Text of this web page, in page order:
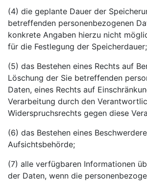
(4) die geplante Dauer der
betreffenden personenbezogenen
konkrete Angaben hierzu nicht
für die Festlegung der Speicherdauer;
(5) das Bestehen eines Rechts auf
Löschung der Sie betreffenden
Daten, eines Rechts auf
Verarbeitung durch den
Widerspruchsrechts gegen diese
(6) das Bestehen eines
Aufsichtsbehörde;
(7) alle verfügbaren Informationen
der Daten, wenn die